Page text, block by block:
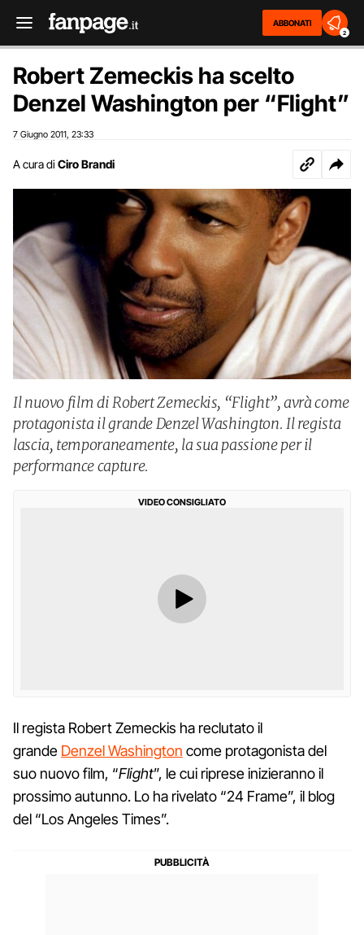
ABBONATI
2
Robert Zemeckis ha scelto
Denzel Washington per “Flight”
7 Giugno 2011 23:33
A cura di Ciro Brandi
Il nuovo film di Robert Zemeckis, “Flight”, avrà come
protagonista il grande Denzel Washington. Il regista
lascia, temporaneamente, la sua passione per il
performance capture.
VIDEO CONSIGLIATO
Il regista Robert Zemeckis ha reclutato il
grande Denzel Washington come protagonista del
suo nuovo film, “Flight”, le cui riprese inizieranno il
prossimo autunno. Lo ha rivelato “24 Frame”, il blog
del “Los Angeles Times”.